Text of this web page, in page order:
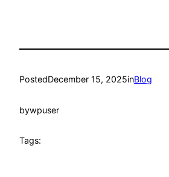
PostedDecember 15, 2025inBlog
bywpuser
Tags: